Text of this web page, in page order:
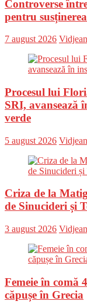
Controverse
pentru
Posted
7 august 2026 Author
Procesul lui
SRI, avansează
verde
Posted
5 august 2026 Author
Criza de la
de Sinucideri și
Posted
3 august 2026 Author
Femeie în comă
căpușe în Grecia